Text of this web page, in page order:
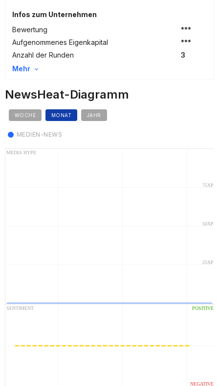
Infos zum Unternehmen
Bewertung
***
Aufgenommenes Eigenkapital
***
Anzahl der Runden
3
Mehr
NewsHeat-Diagramm
WOCHE MONAT JAHR
MEDIEN-NEWS